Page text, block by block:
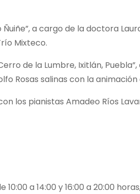
a cargo de la doctora
Mixteco.
de la Lumbre, Ixitlán,
Rosas salinas con la
los pianistas Amadeo Ríos
10:00 a 14:00 y 16:00 a 20:00